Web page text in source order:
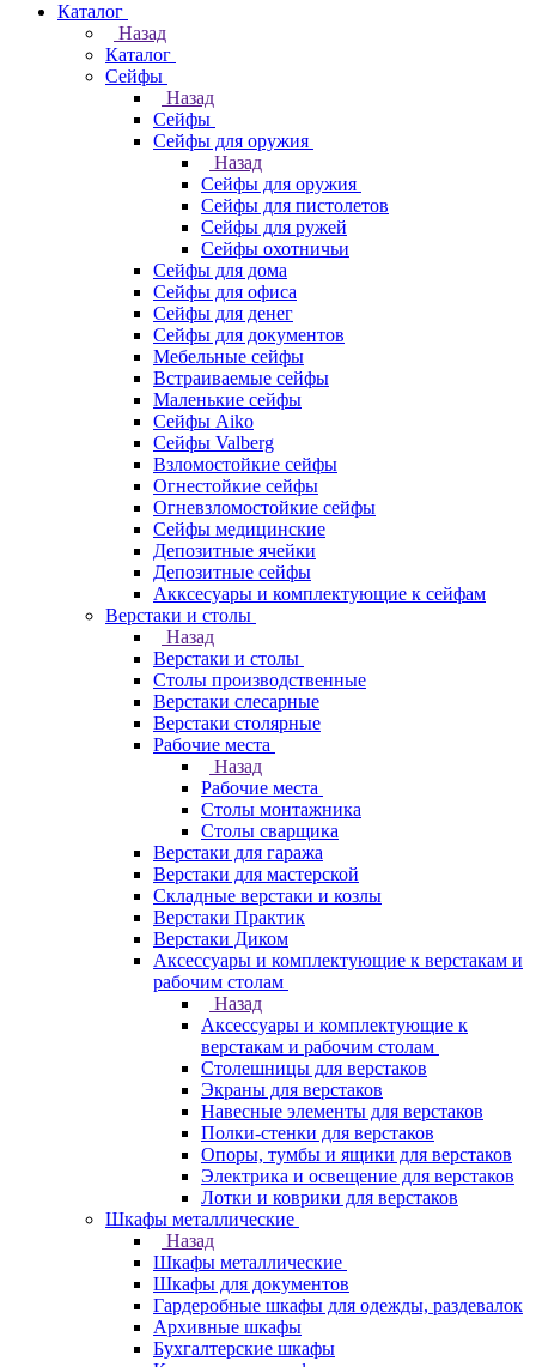
Каталог
Назад
Каталог
Cейфы
Назад
Cейфы
Cейфы для оружия
Назад
Cейфы для оружия
Сейфы для пистолетов
Сейфы для ружей
Сейфы охотничьи
Cейфы для дома
Cейфы для офиса
Сейфы для денег
Сейфы для документов
Мебельные сейфы
Встраиваемые сейфы
Маленькие сейфы
Сейфы Aiko
Сейфы Valberg
Взломостойкие сейфы
Огнестойкие сейфы
Огневзломостойкие сейфы
Сейфы медицинские
Депозитные ячейки
Депозитные сейфы
Акксесуары и комплектующие к сейфам
Верстаки и столы
Назад
Верстаки и столы
Столы производственные
Верстаки слесарные
Верстаки столярные
Рабочие места
Назад
Рабочие места
Столы монтажника
Столы сварщика
Верстаки для гаража
Верстаки для мастерской
Складные верстаки и козлы
Верстаки Практик
Верстаки Диком
Аксессуары и комплектующие к верстакам и
рабочим столам
Назад
Аксессуары и комплектующие к
верстакам и рабочим столам
Столешницы для верстаков
Экраны для верстаков
Навесные элементы для верстаков
Полки-стенки для верстаков
Опоры, тумбы и ящики для верстаков
Электрика и освещение для верстаков
Лотки и коврики для верстаков
Шкафы металлические
Назад
Шкафы металлические
Шкафы для документов
Гардеробные шкафы для одежды, раздевалок
Архивные шкафы
Бухгалтерские шкафы